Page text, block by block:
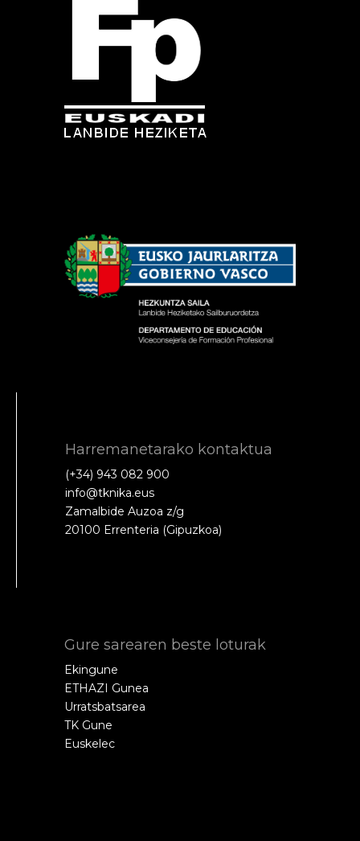
Harremanetarako kontaktua
(+34) 943 082 900
info@tknika.eus
Zamalbide Auzoa z/g
20100 Errenteria (Gipuzkoa)
Gure sarearen beste loturak
Ekingune
ETHAZI Gunea
Urratsbatsarea
TK Gune
Euskelec